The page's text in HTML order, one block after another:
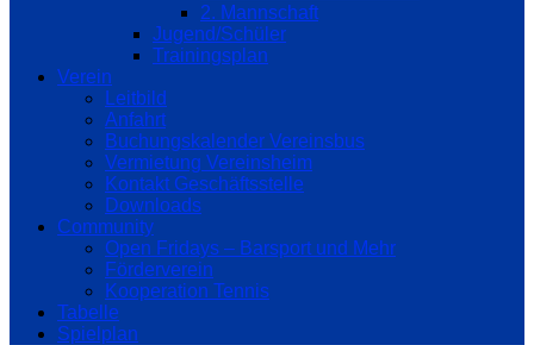
2. Mannschaft
Jugend/Schüler
Trainingsplan
Verein
Leitbild
Anfahrt
Buchungskalender Vereinsbus
Vermietung Vereinsheim
Kontakt Geschäftsstelle
Downloads
Community
Open Fridays – Barsport und Mehr
Förderverein
Kooperation Tennis
Tabelle
Spielplan